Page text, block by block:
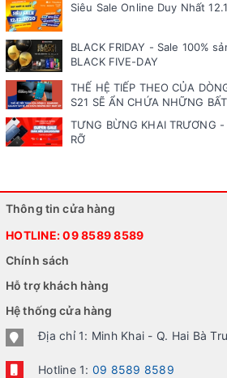
Siêu Sale Online Duy Nhất
BLACK FRIDAY - Sale 100%
BLACK FIVE-DAY
THẾ HỆ TIẾP THEO CỦA
S21 SẼ ẨN CHỨA NHỮNG
TƯNG BỪNG KHAI TRƯƠNG
RỠ
Thông tin cửa hàng
HOTLINE:09 8589 8589
Chính sách
Hỗ trợ khách hàng
Hệ thống cửa hàng
Địa chỉ 1: Minh Khai - Q. Hai Bà
Hotline 1: 09 8589 8589